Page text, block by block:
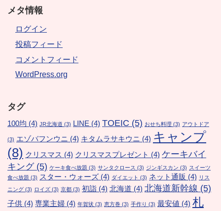
メタ情報
ログイン
投稿フィード
コメントフィード
WordPress.org
タグ
100均 (4) JR北海道 (3) LINE (4) TOEIC (5) おせち料理 (3) アウトドア
(3) エゾバフンウニ (4) キタムラサキウニ (4) キャンプ
(8) クリスマス (4) クリスマスプレゼント (4) ケーキバイ
キング(5) ケーキ食べ放題 (3) サンタクロース (3) ジンギスカン (3) スイーツ
食べ放題 (3) スター・ウォーズ (4) ダイエット (3) ネット通販 (4) リス
ニング (3) ロイズ (3) 京都 (3) 初詣 (4) 北海道 (4) 北海道新幹線 (5)
子供 (4) 専業主婦 (4) 年賀状 (3) 恵方巻 (3) 手作り (3) 最安値 (4) 札